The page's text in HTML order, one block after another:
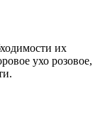
их
ухо розовое,